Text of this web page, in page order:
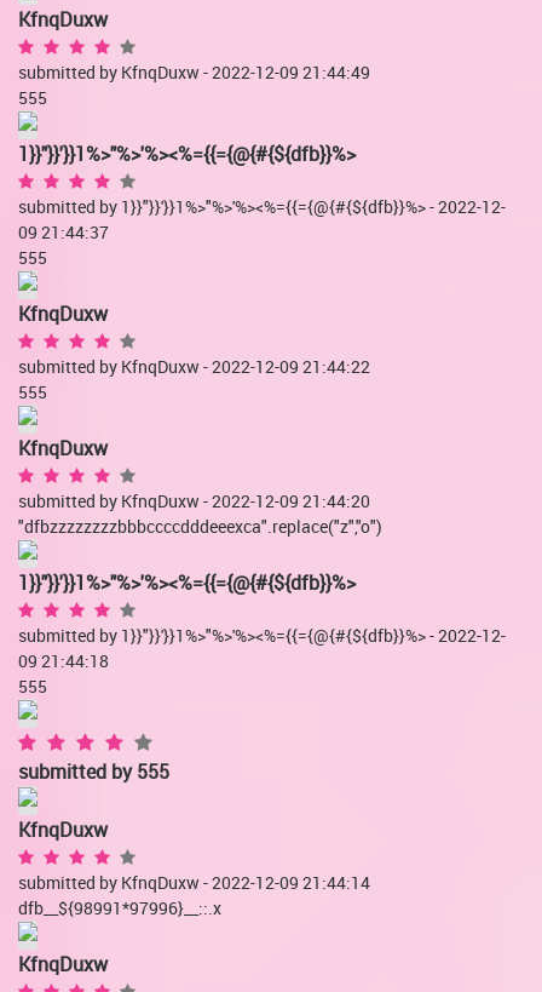
KfnqDuxw
submitted by KfnqDuxw - 2022-12-09 21:44:49
555
1}}"}}'}}1%>"%>'%><%={{={@{#{${dfb}}%>
submitted by 1}}"}}'}}1%>"%>'%><%={{={@{#{${dfb}}%> - 2022-12-
09 21:44:37
555
KfnqDuxw
submitted by KfnqDuxw - 2022-12-09 21:44:22
555
KfnqDuxw
submitted by KfnqDuxw - 2022-12-09 21:44:20
"dfbzzzzzzzzbbbccccdddeeexca".replace("z","o")
1}}"}}'}}1%>"%>'%><%={{={@{#{${dfb}}%>
submitted by 1}}"}}'}}1%>"%>'%><%={{={@{#{${dfb}}%> - 2022-12-
09 21:44:18
555
submitted by555
KfnqDuxw
submitted by KfnqDuxw - 2022-12-09 21:44:14
dfb__${98991*97996}__::.x
KfnqDuxw